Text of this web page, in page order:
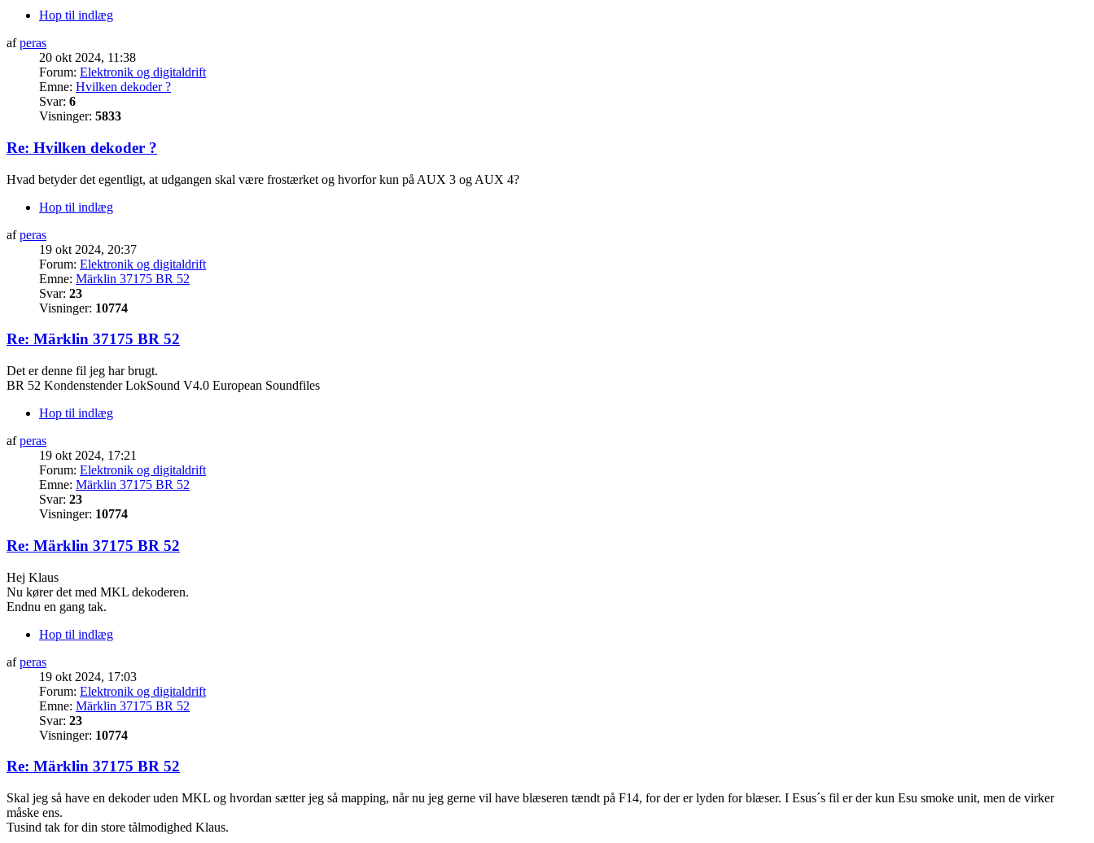
Hop til indlæg
afperas
20 okt 2024, 11:38
Forum: Elektronik og digitaldrift
Emne: Hvilken dekoder ?
Svar: 6
Visninger: 5833
Re: Hvilken dekoder ?
Hvad betyder det egentligt, at udgangen skal være frostærket og hvorfor kun på AUX 3 og AUX 4?
Hop til indlæg
afperas
19 okt 2024, 20:37
Forum: Elektronik og digitaldrift
Emne: Märklin 37175 BR 52
Svar: 23
Visninger: 10774
Re: Märklin 37175 BR 52
Det er denne fil jeg har brugt.
BR 52 Kondenstender LokSound V4.0 European Soundfiles
Hop til indlæg
afperas
19 okt 2024, 17:21
Forum: Elektronik og digitaldrift
Emne: Märklin 37175 BR 52
Svar: 23
Visninger: 10774
Re: Märklin 37175 BR 52
Hej Klaus
Nu kører det med MKL dekoderen.
Endnu en gang tak.
Hop til indlæg
afperas
19 okt 2024, 17:03
Forum: Elektronik og digitaldrift
Emne: Märklin 37175 BR 52
Svar: 23
Visninger: 10774
Re: Märklin 37175 BR 52
Skal jeg så have en dekoder uden MKL og hvordan sætter jeg så mapping, når nu jeg gerne vil have blæseren tændt på F14, for der er lyden for blæser. I Esus´s fil er der kun Esu smoke unit, men de virker
måske ens.
Tusind tak for din store tålmodighed Klaus.